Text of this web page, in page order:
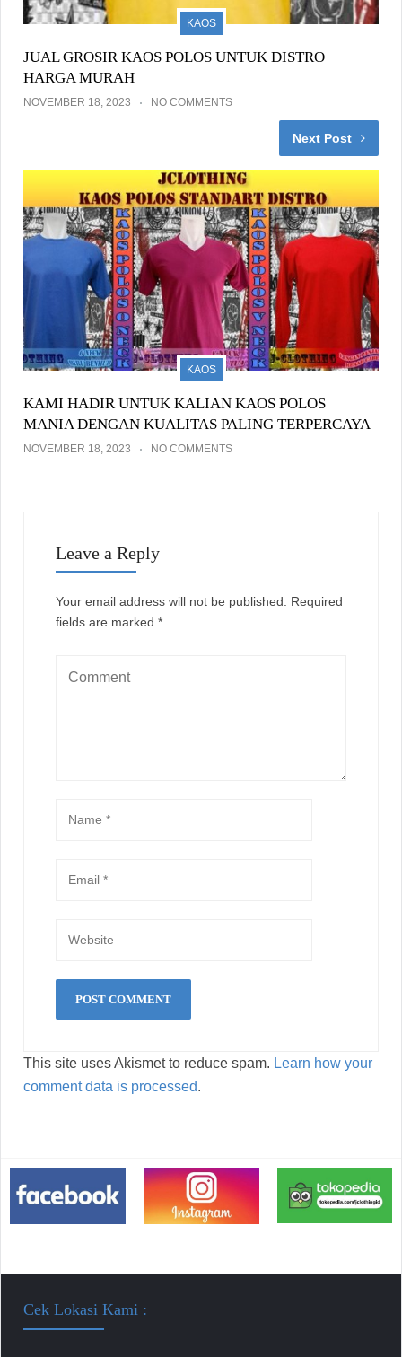
KAOS
JUAL GROSIR KAOS POLOS UNTUK DISTRO
HARGA MURAH
NOVEMBER 18, 2023 NO COMMENTS
Next Post
KAOS
KAMI HADIR UNTUK KALIAN KAOS POLOS
MANIA DENGAN KUALITAS PALING TERPERCAYA
NOVEMBER 18, 2023 NO COMMENTS
Leave a Reply
Your email address will not be published.
Required
fields are marked *
This site uses Akismet to reduce spam. Learn how your
comment data is processed.
Cek Lokasi Kami :